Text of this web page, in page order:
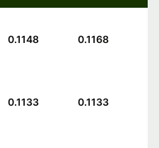
0.1148 0.1168
0.1133 0.1133